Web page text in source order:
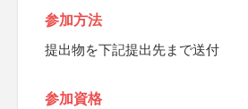
参加方法
提出物を下記提出先まで送付
参加資格